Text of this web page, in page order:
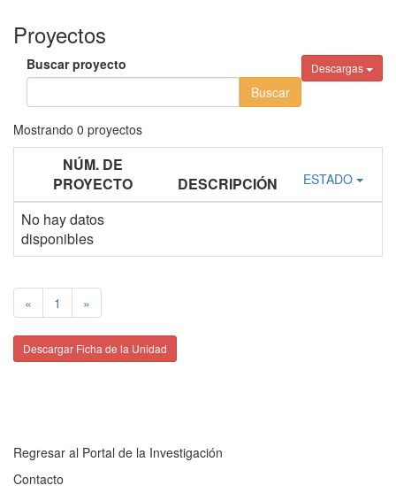
Proyectos
Descargas
Buscar proyecto
Mostrando 0 proyectos
NÚM. DE
PROYECTO
DESCRIPCIÓN ESTADO
No hay datos
disponibles
« 1 »
Descargar Ficha de la Unidad
Regresar al Portal de la Investigación
Contacto